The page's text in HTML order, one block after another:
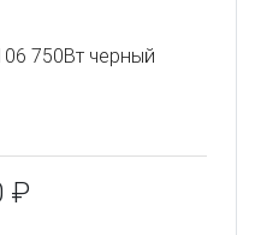
750Вт черный
₽